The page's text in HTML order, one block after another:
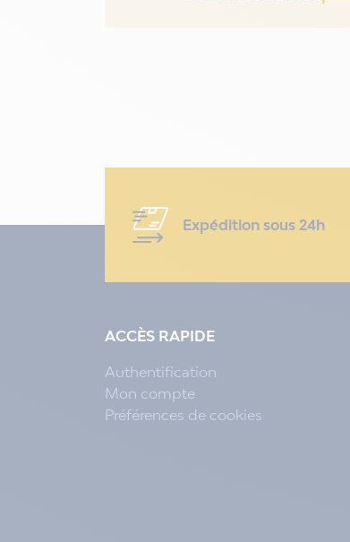
Expédition sous 24h
ACCÈS RAPIDE
Authentification
Mon compte
Préférences de cookies